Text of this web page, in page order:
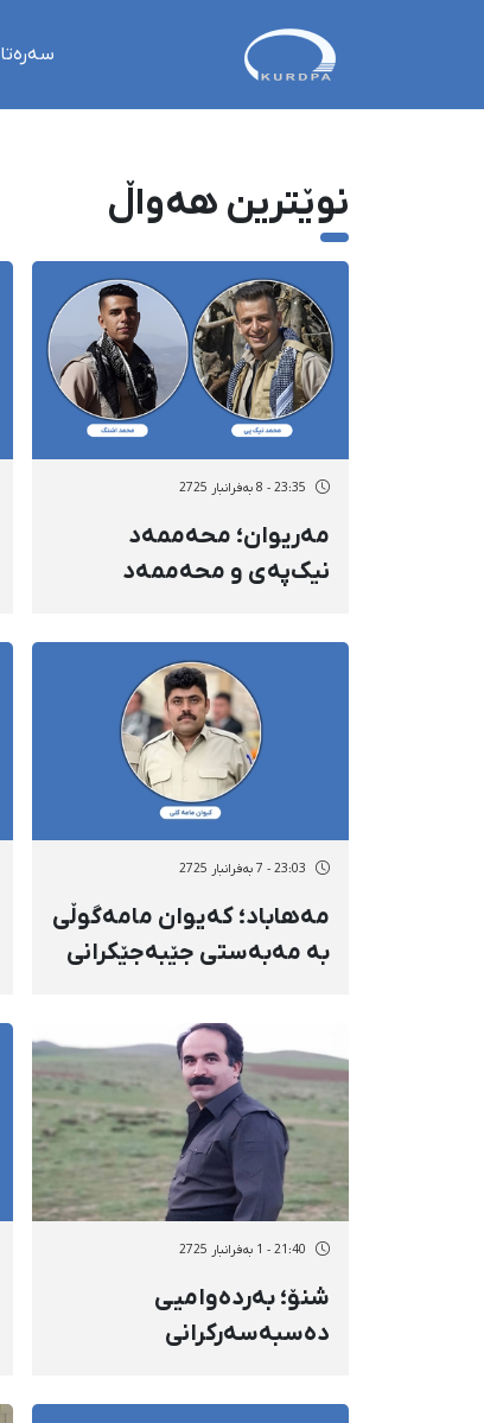
سەرەتا
نوێترین هەواڵ
23:35 - 8 بەفرانبار 2725
مەریوان؛ محەممەد
نیک‌پەی و محەممەد
جێبەجێکرانی حوکمەکانیان
لە پێوەندی لەگەڵ نەورۆزی
کوردستاندا بۆ بەندیخانە
ڕاگوێزران
23:03 - 7 بەفرانبار 2725
مەهاباد؛ کەیوان مامەگوڵی
بە مەبەستی جێبەجێکرانی
مەهاباد ڕاگوێزرا
21:40 - 1 بەفرانبار 2725
شنۆ؛ بەردەوامیی
دەسبەسەرکرانی
چارەنووسی ئیسماعیل